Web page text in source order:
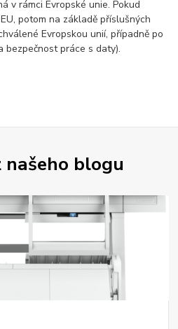
v rámci Evropské unie. Pokud
potom na základě příslušných
Evropskou unií, případně po
bezpečnost práce s daty).
našeho blogu